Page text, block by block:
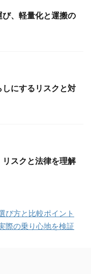
、軽量化と運搬の
にするリスクと対
スクと法律を理解
び方と比較ポイント
際の乗り心地を検証